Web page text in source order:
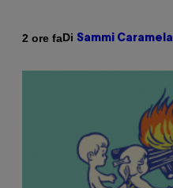
2 ore faDi Sammi Caramela